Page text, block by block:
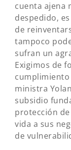
cuenta ajena
despedido,
de
tampoco
sufran un
Exigimos de
ministra
subsidio
protección
vida a sus
de